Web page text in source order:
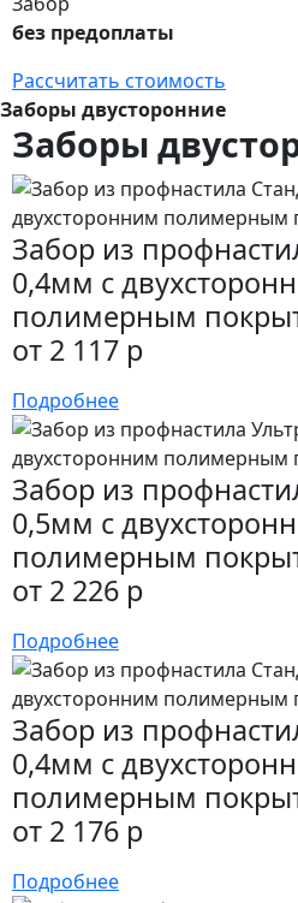
без предоплаты
Рассчитать стоимость
Заборы двусторонние
Заборы
Забор из
0,4мм с
полимерным
от 2 117 р
Подробнее
Забор из
0,5мм с
полимерным
от 2 226 р
Подробнее
Забор из
0,4мм с
полимерным
от 2 176 р
Подробнее